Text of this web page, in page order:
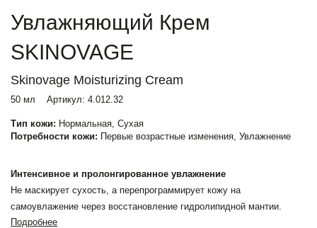
Увлажняющий Крем
SKINOVAGE
Skinovage Moisturizing Cream
50 мл Артикул: 4.012.32
Тип кожи: Нормальная, Сухая
Потребности кожи: Первые возрастные изменения, Увлажнение
Интенсивное и пролонгированное увлажнение
Не маскирует сухость, а перепрограммирует кожу на
самоувлажение через восстановление гидролипидной мантии.
Подробнее